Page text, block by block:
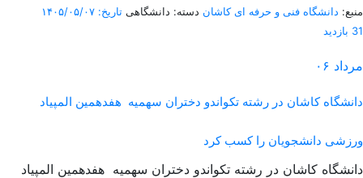
منبع: دانشگاه فنی و حرفه ای کاشان دسته: دانشگاهی تاریخ: ۱۴۰۵/۰۵/۰۷
31 بازدید
۰۶ مرداد
دانشگاه کاشان در رشته تکواندو دختران سهمیه هفدهمین المپیاد
ورزشی دانشجویان را کسب کرد
دانشگاه کاشان در رشته تکواندو دختران سهمیه هفدهمین المپیاد